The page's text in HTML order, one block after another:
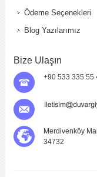
Ödeme Seçenekleri
Blog Yazılarımız
Bize Ulaşın
+90 533 335 55
Merdivenköy
34732